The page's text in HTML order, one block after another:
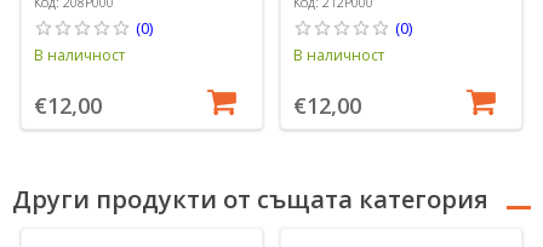
23 см / 2.3 л,
"Cook&Store", син - Pyrex
(0)
В наличност
€12,00
25 x 22 cm / 2.2 L,
"Cook&Store", син - Pyrex
(0)
В наличност
€12,00
Други продукти от същата категория